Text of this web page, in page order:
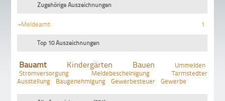
Zugehörige Auszeichnungen
+Meldeamt 1
Top 10 Auszeichnungen
Bauamt Kindergärten Bauen
Ummelden
Stromversorgung
Meldebescheinigung
Tarmstedter
Ausstellung
Baugenehmigung Gewerbesteuer Gewerbe